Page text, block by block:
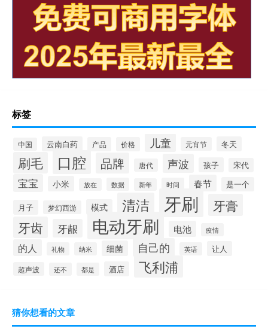
标签
中国 云南白药 产品 价格 儿童 元宵节 冬天
刷毛 口腔 品牌 唐代 声波 孩子 宋代
宝宝 小米 放在 数据 新年 时间 春节 是一个
月子 梦幻西游 模式 清洁 牙刷 牙膏
牙齿 牙龈 电动牙刷 电池 疫情
的人 礼物 纳米 细菌 自己的 英语 让人
超声波 还不 都是 酒店 飞利浦
猜你想看的文章